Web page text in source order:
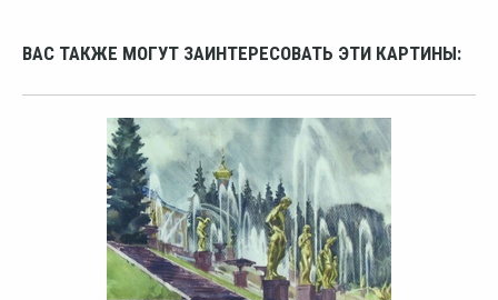
ВАС ТАКЖЕ МОГУТ ЗАИНТЕРЕСОВАТЬ ЭТИ КАРТИНЫ: